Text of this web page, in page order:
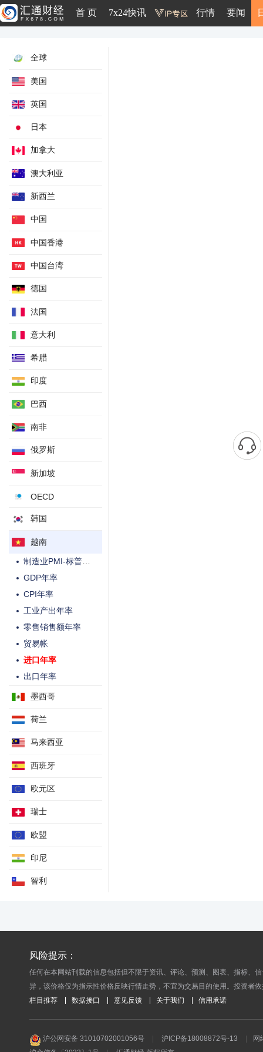
首 页 7x24快讯 行情 要闻
全球
美国
英国
日本
加拿大
澳大利亚
新西兰
中国
中国香港
中国台湾
德国
法国
意大利
希腊
印度
巴西
南非
俄罗斯
新加坡
OECD
韩国
越南
制造业PMI-标普季调后
GDP年率
CPI年率
工业产出年率
零售销售额年率
贸易帐
进口年率
出口年率
墨西哥
荷兰
马来西亚
西班牙
欧元区
瑞士
欧盟
印尼
智利
风险提示：
任何在本网站刊载的信息包括但不限于资讯、评论、预测、图表、指标、
异，该价格仅为指示性价格反映行情走势，不宜为交易目的使用。投资者
栏目推荐
数据接口 意见反馈 关于我们 信用承诺
沪公网安备 31010702001056号 沪ICP备18008872号-13
网